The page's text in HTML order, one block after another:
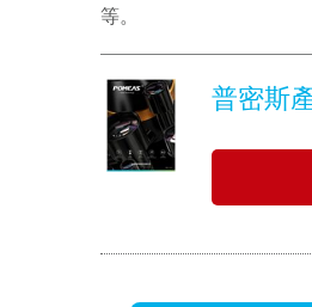
等。
普密斯